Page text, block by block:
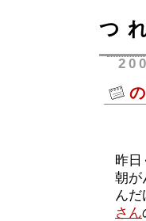
つ
昨日
朝が
んだ
さん